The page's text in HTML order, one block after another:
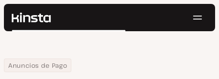
Kinsta®
Precios
Buscar
Home
Centro de Recursos
Blog
Anuncios de Pago
21 Mejores Alternativas de AdSense a Considerar Para su Sitio